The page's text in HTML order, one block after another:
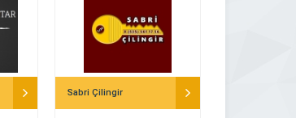
Sabri Çilingir